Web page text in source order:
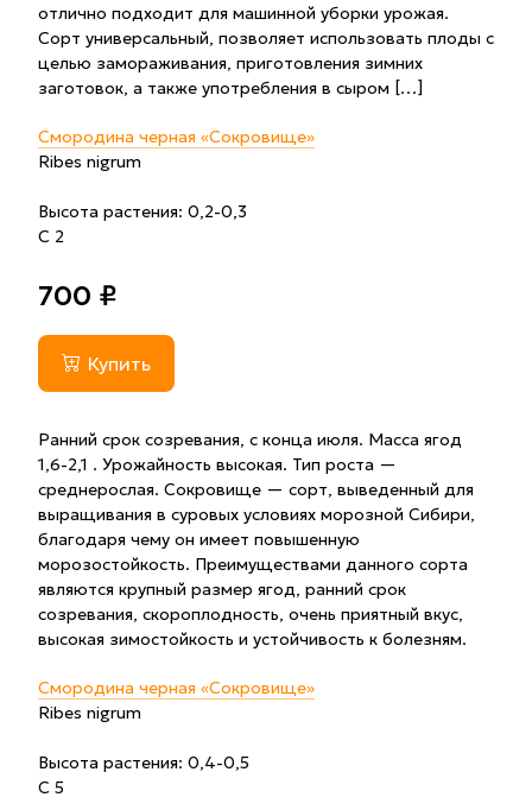
отлично подходит для машинной уборки урожая.
Сорт универсальный, позволяет использовать плоды с
целью замораживания, приготовления зимних
заготовок, а также употребления в сыром […]
Смородина черная «Сокровище»
Ribes nigrum
Высота растения: 0,2-0,3
С 2
700 ₽
Купить
Ранний срок созревания, с конца июля. Масса ягод
1,6-2,1 . Урожайность высокая. Тип роста —
среднерослая. Сокровище — сорт, выведенный для
выращивания в суровых условиях морозной Сибири,
благодаря чему он имеет повышенную
морозостойкость. Преимуществами данного сорта
являются крупный размер ягод, ранний срок
созревания, скороплодность, очень приятный вкус,
высокая зимостойкость и устойчивость к болезням.
Смородина черная «Сокровище»
Ribes nigrum
Высота растения: 0,4-0,5
С 5